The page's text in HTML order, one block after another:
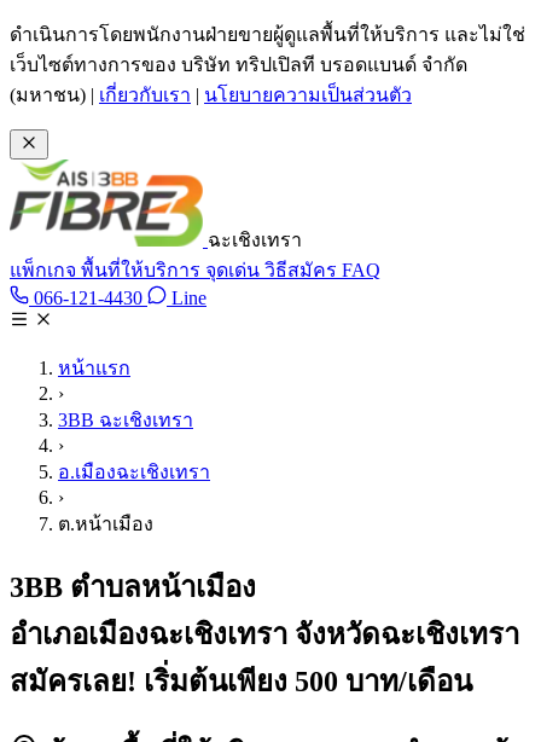
ข้ามไปเนื้อหาหลัก
ดำเนินการโดยพนักงานฝ่ายขายผู้ดูแลพื้นที่ให้บริการ และไม่ใช่
เว็บไซต์ทางการของ บริษัท ทริปเปิลที บรอดแบนด์ จำกัด
(มหาชน) | เกี่ยวกับเรา | นโยบายความเป็นส่วนตัว
ฉะเชิงเทรา
แพ็กเกจ พื้นที่ให้บริการ จุดเด่น วิธีสมัคร FAQ
066-121-4430 โทร 066-121-4430
LineLine @tan3bb
หน้าแรก
›
3BB ฉะเชิงเทรา
›
อ.เมืองฉะเชิงเทรา
›
ต.หน้าเมือง
3BB ตำบลหน้าเมือง
อำเภอเมืองฉะเชิงเทรา จังหวัดฉะเชิงเทรา
สมัครเลย! เริ่มต้นเพียง 500 บาท/เดือน